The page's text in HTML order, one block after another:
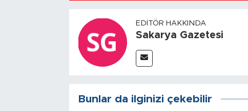
EDITÖR HAKKINDA
Sakarya Gazetesi
Bunlar da ilginizi çekebilir